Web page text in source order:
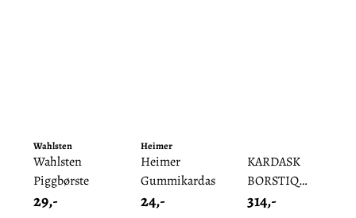
Wahlsten
Wahlsten
Piggbørste
29,-
Heimer
Heimer
Gummikardask
24,-
KARDASK
BORSTIQ
HESTEHÅR
314,-